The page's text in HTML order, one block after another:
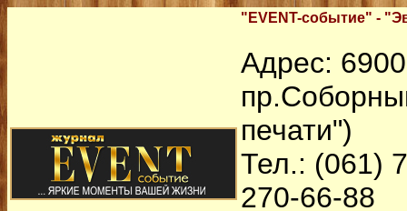
"EVENT-событие" -
Адрес:
печати")
Тел.: (061)
270-66-88